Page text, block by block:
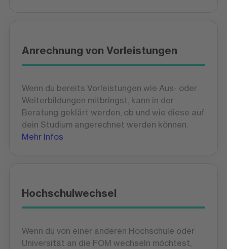
Anrechnung von Vorleistungen
Wenn du bereits Vorleistungen wie Aus- oder
Weiterbildungen mitbringst, kann in der
Beratung geklärt werden, ob und wie diese auf
dein Studium angerechnet werden können.
Mehr Infos
Hochschulwechsel
Wenn du von einer anderen Hochschule oder
Universität an die FOM wechseln möchtest,